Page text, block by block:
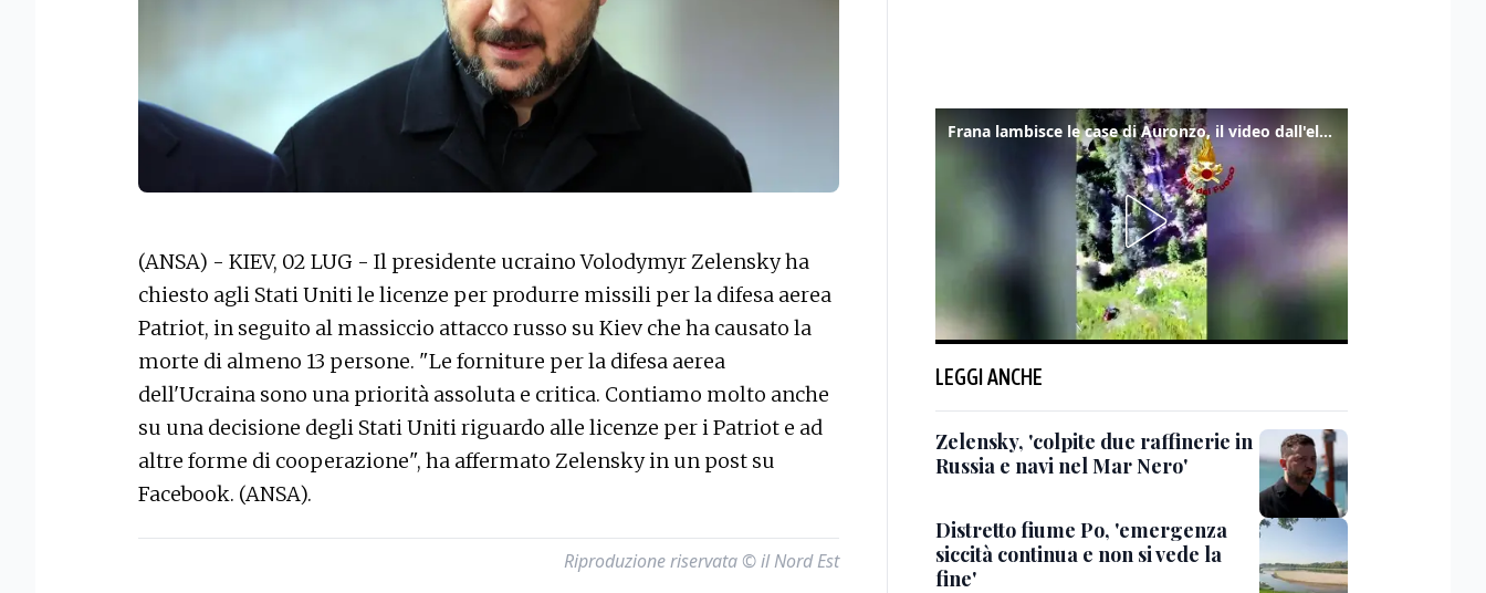
(ANSA) - KIEV, 02 LUG - Il presidente ucraino Volodymyr Zelensky ha
chiesto agli Stati Uniti le licenze per produrre missili per la difesa aerea
Patriot, in seguito al massiccio attacco russo su Kiev che ha causato la
morte di almeno 13 persone. "Le forniture per la difesa aerea
dell'Ucraina sono una priorità assoluta e critica. Contiamo molto anche
su una decisione degli Stati Uniti riguardo alle licenze per i Patriot e ad
altre forme di cooperazione", ha affermato Zelensky in un post su
Facebook. (ANSA).
Riproduzione riservata © il Nord Est
Frana lambisce le case di Auronzo, il video dall'elicottero dei vigili del fuoco
LEGGI ANCHE
Zelensky, 'colpite due raffinerie in
Russia e navi nel Mar Nero'
Distretto fiume Po, 'emergenza
siccità continua e non si vede la
fine'